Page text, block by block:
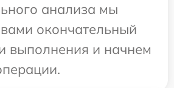
анализа мы
окончательный
выполнения и начнем